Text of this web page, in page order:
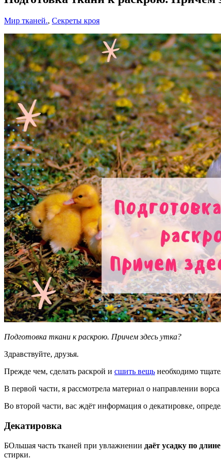
Мир тканей., Секреты кроя
Подготовка ткани к раскрою. Причем здесь утка?
Здравствуйте, друзья.
Прежде чем, сделать раскрой и сшить вещь необходимо
В первой части, я рассмотрела материал о направлении
Во второй части, вас ждёт информация о декатировке,
Декатировка
БОльшая часть тканей при увлажнении даёт усадку по
стирки.